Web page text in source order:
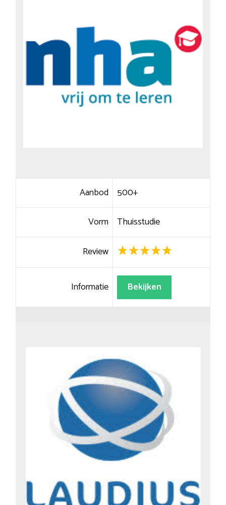
Aanbod 500+
Vorm Thuisstudie
Review
Informatie Bekijken